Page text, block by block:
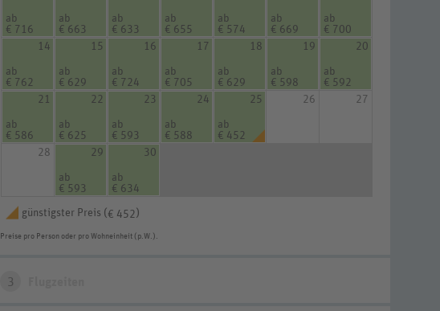
ab
€ 716
ab
€ 663
ab
€ 633
ab
€ 655
ab
€ 574
ab
€ 669
ab
€ 700
14
ab
€ 762
15
ab
€ 629
16
ab
€ 724
17
ab
€ 705
18
ab
€ 629
19
ab
€ 598
20
ab
€ 592
21
ab
€ 586
22
ab
€ 625
23
ab
€ 593
24
ab
€ 588
25
ab
€ 452
26 27
28 29
ab
€ 593
30
ab
€ 634
günstigster Preis ( € 452 )
Preise pro Person oder pro Wohneinheit (p.W.).
3